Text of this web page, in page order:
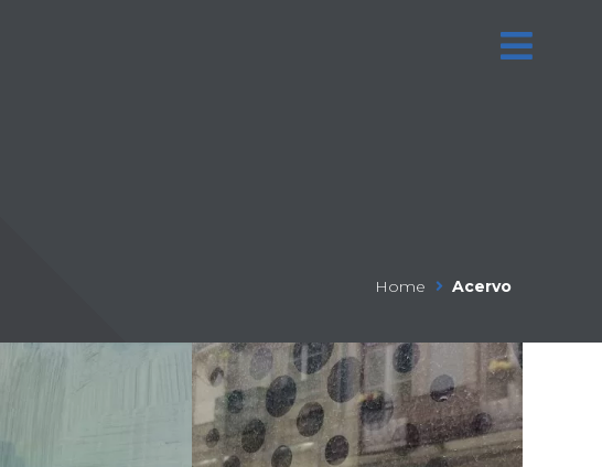
Home Acervo